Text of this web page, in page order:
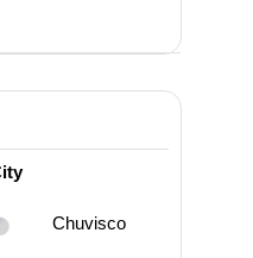
Chuvisco